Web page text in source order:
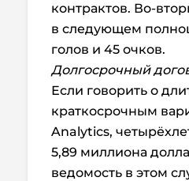
контрактов. Во-
в следующем
голов и 45 очков.
Долгосрочный
Если говорить о
краткосрочным
Analytics,
5,89 миллиона
ведомость в этом